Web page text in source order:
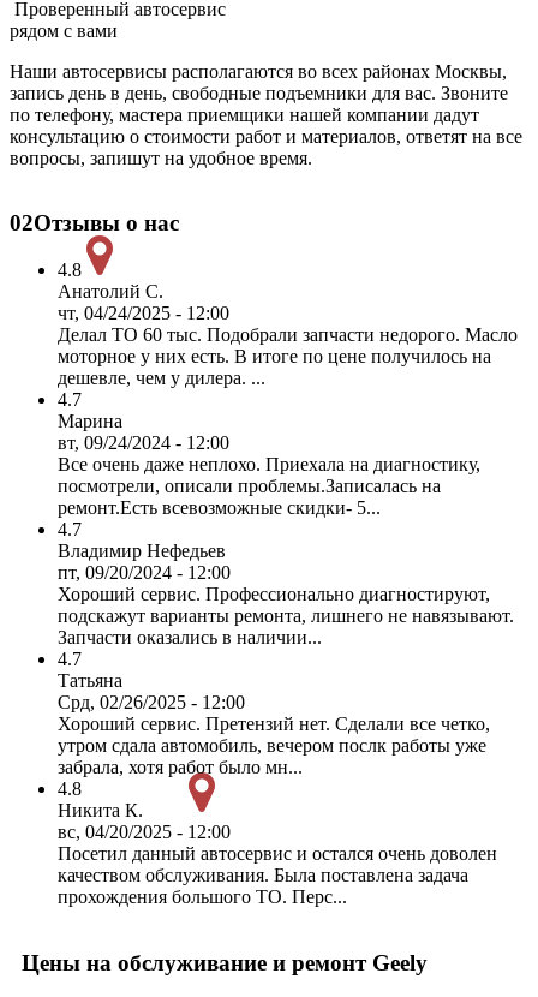
Проверенный автосервис
рядом с вами
Наши автосервисы располагаются во всех районах Москвы,
запись день в день, свободные подъемники для вас. Звоните
по телефону, мастера приемщики нашей компании дадут
консультацию о стоимости работ и материалов, ответят на все
вопросы, запишут на удобное время.
02Отзывы о нас
4.8
Анатолий С.
чт, 04/24/2025 - 12:00
Делал ТО 60 тыс. Подобрали запчасти недорого. Масло
моторное у них есть. В итоге по цене получилось на
дешевле, чем у дилера. ...
4.7
Марина
вт, 09/24/2024 - 12:00
Все очень даже неплохо. Приехала на диагностику,
посмотрели, описали проблемы.Записалась на
ремонт.Есть всевозможные скидки- 5...
4.7
Владимир Нефедьев
пт, 09/20/2024 - 12:00
Хороший сервис. Профессионально диагностируют,
подскажут варианты ремонта, лишнего не навязывают.
Запчасти оказались в наличии...
4.7
Татьяна
Срд, 02/26/2025 - 12:00
Хороший сервис. Претензий нет. Сделали все четко,
утром сдала автомобиль, вечером послк работы уже
забрала, хотя работ было мн...
4.8
Никита К.
вс, 04/20/2025 - 12:00
Посетил данный автосервис и остался очень доволен
качеством обслуживания. Была поставлена задача
прохождения большого ТО. Перс...
Цены на обслуживание и ремонт Geely